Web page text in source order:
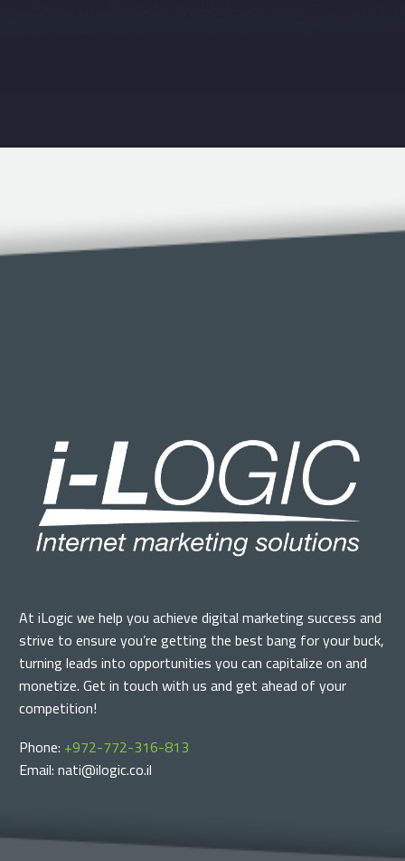
At iLogic we help you achieve digital marketing success and
strive to ensure you’re getting the best bang for your buck,
turning leads into opportunities you can capitalize on and
monetize. Get in touch with us and get ahead of your
competition!
Phone: +972-772-316-813
Email: nati@ilogic.co.il